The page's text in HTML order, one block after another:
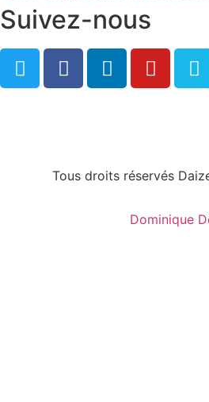
Suivez-nous
Tous droits réservés
Dominique